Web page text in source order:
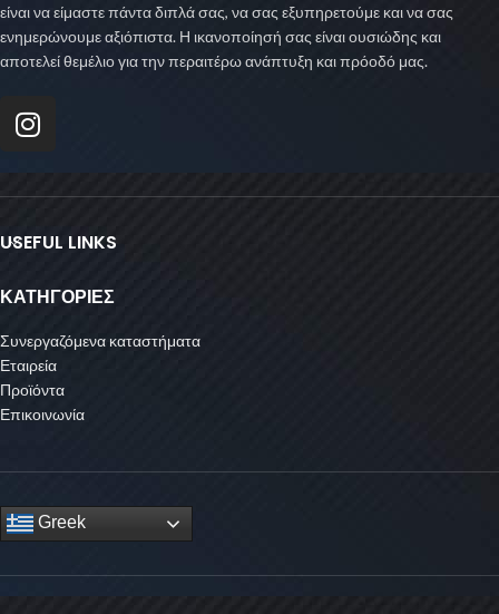
είναι να είμαστε πάντα διπλά σας, να σας εξυπηρετούμε και να σας
ενημερώνουμε αξιόπιστα. Η ικανοποίησή σας είναι ουσιώδης και
αποτελεί θεμέλιο για την περαιτέρω ανάπτυξη και πρόοδό μας.
USEFUL LINKS
ΚΑΤΗΓΟΡΙΕΣ
Συνεργαζόμενα καταστήματα
Εταιρεία
Προϊόντα
Επικοινωνία
Greek